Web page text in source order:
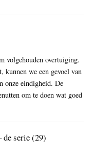
volgehouden overtuiging.
we een gevoel van
onze eindigheid. De
om te doen wat goed
de serie (29)